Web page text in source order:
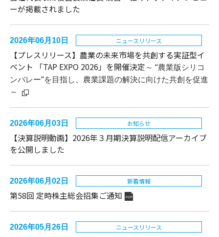
ーが掲載されました
2026年06月10日 ニュースリリース
【プレスリリース】 農業の未来市場を共創する実証型イ
ベント 「TAP EXPO 2026」を開催決定～ “農業版シリコ
ンバレー”を目指し、農業課題の解決に向けた共創を促進
～
2026年06月03日 お知らせ
【決算説明動画】2026年３月期決算説明配信アーカイブ
を公開しました
2026年06月02日 新着情報
第58回 定時株主総会招集ご通知 PDF
2026年05月26日 ニュースリリース